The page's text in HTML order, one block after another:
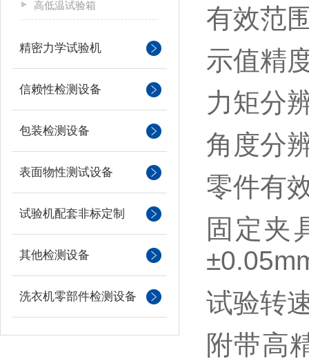
高低温试验箱
精密力学试验机
信赖性检测设备
包装检测设备
表面物性测试设备
试验机配套非标定制
其他检测设备
洗衣机零部件检测设备
有效范
示值精
力矩分
角度分
零件有
固定夹
试验转
附带高